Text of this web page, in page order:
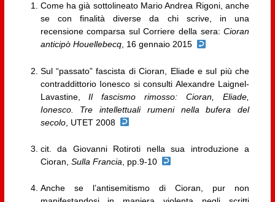
Come ha già sottolineato Mario Andrea Rigoni, anche
se con finalità diverse da chi scrive, in una
recensione comparsa sul Corriere della sera:Cioran
anticipò Houellebecq, 16 gennaio 2015
Sul “passato” fascista di Cioran, Eliade e sul più che
contraddittorio Ionesco si consulti Alexandre Laignel-
Lavastine,Il fascismo rimosso: Cioran, Eliade,
Ionesco. Tre intellettuali rumeni nella bufera del
secolo, UTET 2008
cit. da Giovanni Rotiroti nella sua introduzione a
Cioran, Sulla Francia , pp.9-10
Anche se l’antisemitismo di Cioran, pur non